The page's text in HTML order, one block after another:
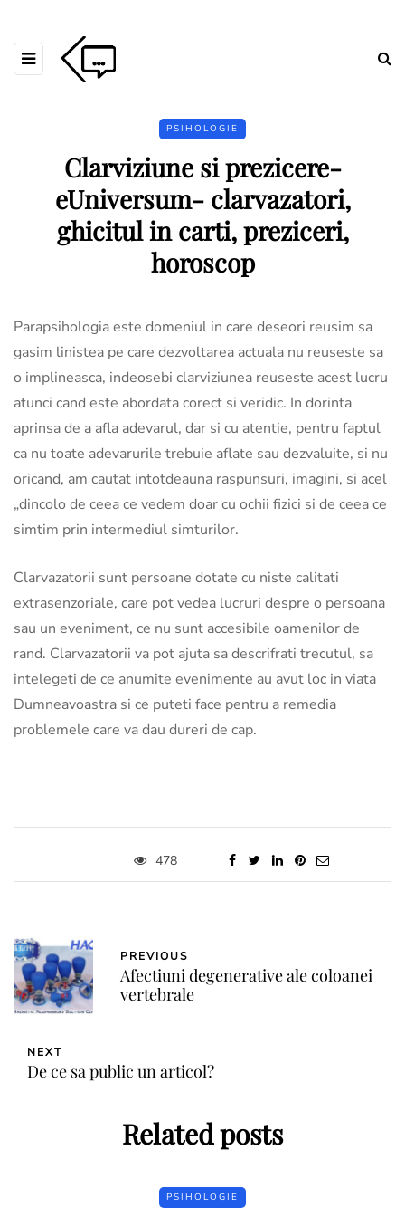
PSIHOLOGIE
Clarviziune si prezicere-
eUniversum- clarvazatori,
ghicitul in carti, preziceri,
horoscop
Parapsihologia este domeniul in care deseori reusim sa
gasim linistea pe care dezvoltarea actuala nu reuseste sa
o implineasca, indeosebi clarviziunea reuseste acest lucru
atunci cand este abordata corect si veridic. In dorinta
aprinsa de a afla adevarul, dar si cu atentie, pentru faptul
ca nu toate adevarurile trebuie aflate sau dezvaluite, si nu
oricand, am cautat intotdeauna raspunsuri, imagini, si acel
„dincolo de ceea ce vedem doar cu ochii fizici si de ceea ce
simtim prin intermediul simturilor.
Clarvazatorii sunt persoane dotate cu niste calitati
extrasenzoriale, care pot vedea lucruri despre o persoana
sau un eveniment, ce nu sunt accesibile oamenilor de
rand. Clarvazatorii va pot ajuta sa descrifrati trecutul, sa
intelegeti de ce anumite evenimente au avut loc in viata
Dumneavoastra si ce puteti face pentru a remedia
problemele care va dau dureri de cap.
478
PREVIOUS
Afectiuni degenerative ale coloanei
vertebrale
NEXT
De ce sa public un articol?
Related posts
PSIHOLOGIE